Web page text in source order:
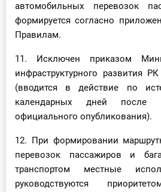
автомобильных перевозок
формируется согласно
Правилам.
11. Исключен приказом
инфраструктурного развития
(вводится в действие по
календарных дней после
официального опубликования).
12. При формировании
перевозок пассажиров и
транспортом местные
руководствуются